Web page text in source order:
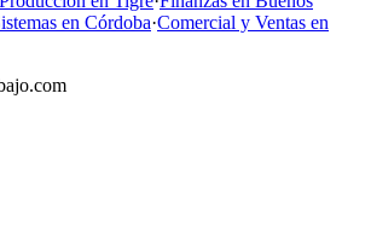
en Córdoba·Comercial y Ventas en